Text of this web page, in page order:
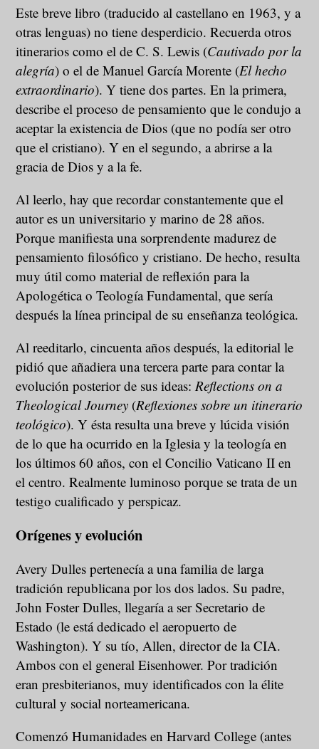
Este breve libro (traducido al castellano en 1963, y a
otras lenguas) no tiene desperdicio. Recuerda otros
itinerarios como el de C. S. Lewis (Cautivado por la
alegría) o el de Manuel García Morente (El hecho
extraordinario). Y tiene dos partes. En la primera,
describe el proceso de pensamiento que le condujo a
aceptar la existencia de Dios (que no podía ser otro
que el cristiano). Y en el segundo, a abrirse a la
gracia de Dios y a la fe.
Al leerlo, hay que recordar constantemente que el
autor es un universitario y marino de 28 años.
Porque manifiesta una sorprendente madurez de
pensamiento filosófico y cristiano. De hecho, resulta
muy útil como material de reflexión para la
Apologética o Teología Fundamental, que sería
después la línea principal de su enseñanza teológica.
Al reeditarlo, cincuenta años después, la editorial le
pidió que añadiera una tercera parte para contar la
evolución posterior de sus ideas: Reflections on a
Theological Journey (Reflexiones sobre un itinerario
teológico). Y ésta resulta una breve y lúcida visión
de lo que ha ocurrido en la Iglesia y la teología en
los últimos 60 años, con el Concilio Vaticano II en
el centro. Realmente luminoso porque se trata de un
testigo cualificado y perspicaz.
Orígenes y evolución
Avery Dulles pertenecía a una familia de larga
tradición republicana por los dos lados. Su padre,
John Foster Dulles, llegaría a ser Secretario de
Estado (le está dedicado el aeropuerto de
Washington). Y su tío, Allen, director de la CIA.
Ambos con el general Eisenhower. Por tradición
eran presbiterianos, muy identificados con la élite
cultural y social norteamericana.
Comenzó Humanidades en Harvard College (antes